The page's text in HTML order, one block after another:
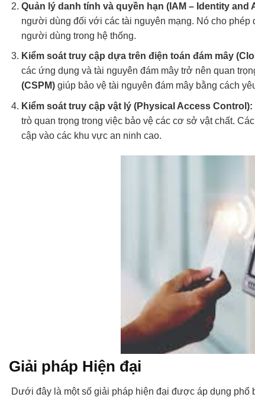
Quản lý danh tính và quyền hạn (IAM – Identity and
người dùng đối với các tài nguyên mạng. Nó cho
người dùng trong hệ thống.
Kiểm soát truy cập dựa trên điện toán đám mây
các ứng dụng và tài nguyên đám mây trở nên quan
(CSPM)giúp bảo vệ tài nguyên đám mây bằng cách
Kiểm soát truy cập vật lý (Physical Access Control):
trò quan trọng trong việc bảo vệ các cơ sở vật chất.
cập vào các khu vực an ninh cao.
Giải pháp Hiện đại
Dưới đây là một số giải pháp hiện đại được áp dụng phổ